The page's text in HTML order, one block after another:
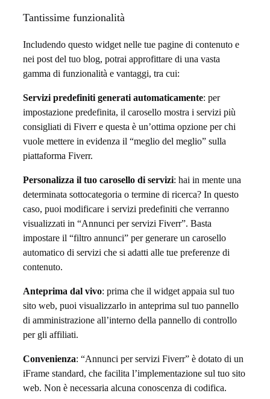
v
z
F
v
e
r
r
”
U
n
n
u
o
Tantissime funzionalità
Includendo questo widget nelle tue pagine di contenuto e
nei post del tuo blog, potrai approfittare di una vasta
gamma di funzionalità e vantaggi, tra cui:
Servizi predefiniti generati automaticamente: per
impostazione predefinita, il carosello mostra i servizi più
consigliati di Fiverr e questa è un’ottima opzione per chi
vuole mettere in evidenza il “meglio del meglio” sulla
piattaforma Fiverr.
Personalizza il tuo carosello di servizi: hai in mente una
determinata sottocategoria o termine di ricerca? In questo
caso, puoi modificare i servizi predefiniti che verranno
visualizzati in “Annunci per servizi Fiverr”. Basta
impostare il “filtro annunci” per generare un carosello
automatico di servizi che si adatti alle tue preferenze di
contenuto.
Anteprima dal vivo: prima che il widget appaia sul tuo
sito web, puoi visualizzarlo in anteprima sul tuo pannello
di amministrazione all’interno della pannello di controllo
per gli affiliati.
Convenienza: “Annunci per servizi Fiverr” è dotato di un
iFrame standard, che facilita l’implementazione sul tuo sito
web. Non è necessaria alcuna conoscenza di codifica.